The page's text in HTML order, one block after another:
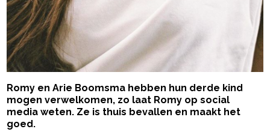
Romy en Arie Boomsma hebben hun derde kind
mogen verwelkomen, zo laat Romy op social
media weten. Ze is thuis bevallen en maakt het
goed.